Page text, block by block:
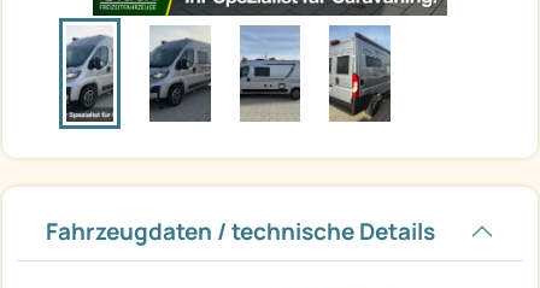
Fahrzeugdaten / technische Details